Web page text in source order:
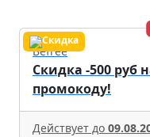
Befree
Скидка -500 руб
промокоду!
Действует до